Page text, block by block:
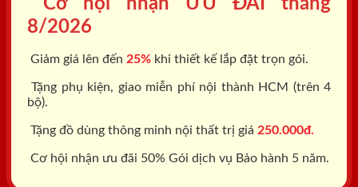
Cơ hội nhận ƯU ĐÃI tháng
8/2026
Giảm giá lên đến 25% khi thiết kế lắp đặt trọn gói.
Tặng phụ kiện, giao miễn phí nội thành HCM (trên 4
bộ).
Tặng đồ dùng thông minh nội thất trị giá 250.000đ.
Cơ hội nhận ưu đãi 50% Gói dịch vụ Bảo hành 5 năm.